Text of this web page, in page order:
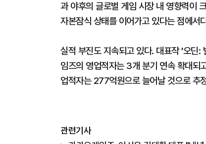
과 야후의 글로벌 게임 시장 내 영향력이
자본잠식 상태를 이어가고 있다는 점에서
실적 부진도 지속되고 있다. 대표작 '오딘:
임즈의 영업적자는 3개 분기 연속 확대
업적자는 277억원으로 늘어날 것으로 추
관련기사